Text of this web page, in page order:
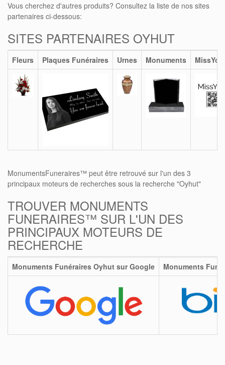
Vous cherchez d'autres produits? Consultez la liste de nos sites
partenaires ci-dessous:
SITES PARTENAIRES OYHUT
Fleurs Plaques Funéraires Urnes Monuments
MonumentsFuneraires™ peut être retrouvé sur l'un des 3
principaux moteurs de recherches sous la recherche "Oyhut"
TROUVER MONUMENTS
FUNERAIRES™ SUR L'UN DES
PRINCIPAUX MOTEURS DE
RECHERCHE
Monuments Funéraires Oyhut sur Google Monuments